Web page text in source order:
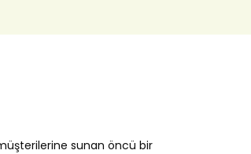
sunan öncü bir